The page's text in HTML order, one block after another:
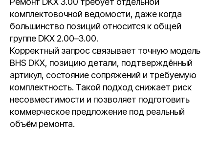
комплектовочной ведомости, даже когда
большинство позиций относится к общей
группе DKX 2.00–3.00.
Корректный запрос связывает точную модель
BHS DKX, позицию детали, подтверждённый
артикул, состояние сопряжений и требуемую
комплектность. Такой подход снижает риск
несовместимости и позволяет подготовить
коммерческое предложение под реальный
объём ремонта.